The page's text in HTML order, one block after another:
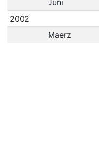
Juni
2002
Maerz